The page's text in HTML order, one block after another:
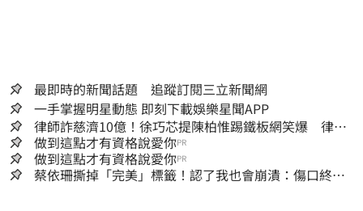
最即時的新聞話題 追蹤訂閱三立新聞網
一手掌握明星動態 即刻下載娛樂星聞APP
律師詐慈濟10億！徐巧芯提陳柏惟踢鐵板網笑爆 律師
再曬1照補刀
做到這點才有資格說愛你PR
做到這點才有資格說愛你PR
蔡依珊撕掉「完美」標籤！認了我也會崩潰：傷口終究